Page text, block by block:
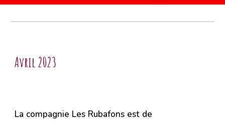
Avril 2023
La compagnie Les Rubafons est de